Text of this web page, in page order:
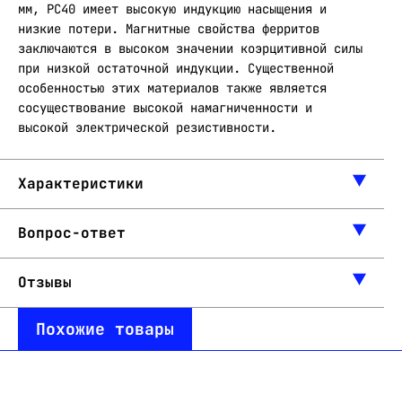
мм, PC40 имеет высокую индукцию насыщения и
низкие потери. Магнитные свойства ферритов
заключаются в высоком значении коэрцитивной силы
при низкой остаточной индукции. Существенной
особенностью этих материалов также является
сосуществование высокой намагниченности и
высокой электрической резистивности.
Характеристики
Вопрос-ответ
Отзывы
Похожие товары